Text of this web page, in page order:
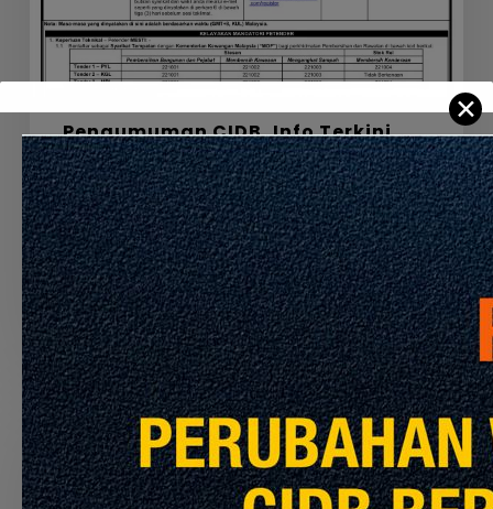
Pengumuman CIDB Info Terkini
SERVICES
FOR
MRT
PYL,
KGL
AND
MRLAPPOINTMENT OF THE CONTRACTOR TO
PERFORM THE CLEANING SERVICES FOR
MRT PYL, KGL AND MRL
Julai 30, 2026
Seminar
Konvensyen
Kontraktor
2026
✕